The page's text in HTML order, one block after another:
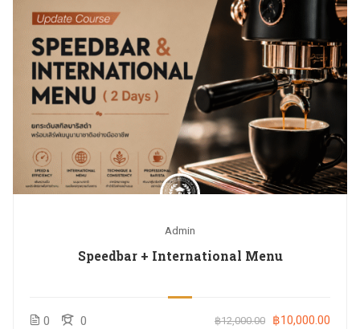
Admin
Speedbar + International Menu
0 0 ฿12,000.00 ฿10,000.00